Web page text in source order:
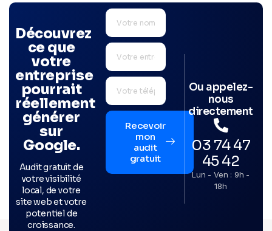
Découvrez
ce que
votre
entreprise
pourrait
réellement
générer
sur
Google.
Audit gratuit de
votre visibilité
local, de votre
site web et votre
potentiel de
croissance.
Recevoir
mon
audit
gratuit
Ou appelez-
nous
directement
03 74 47
45 42
Lun - Ven : 9h -
18h